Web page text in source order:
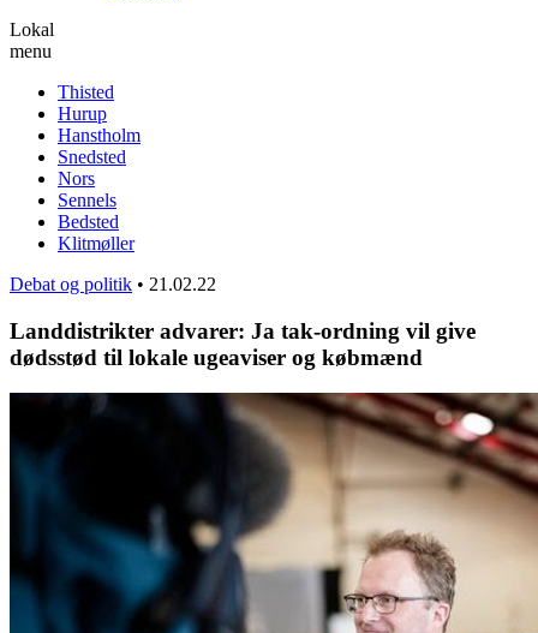
Lokal
menu
Thisted
Hurup
Hanstholm
Snedsted
Nors
Sennels
Bedsted
Klitmøller
Debat og politik • 21.02.22
Landdistrikter advarer: Ja tak-ordning vil give
dødsstød til lokale ugeaviser og købmænd